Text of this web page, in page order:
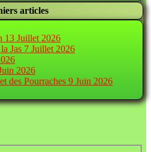
articles
13 Juillet 2026
Jas 7 Juillet 2026
2026
des Pourraches 9 Juin 2026